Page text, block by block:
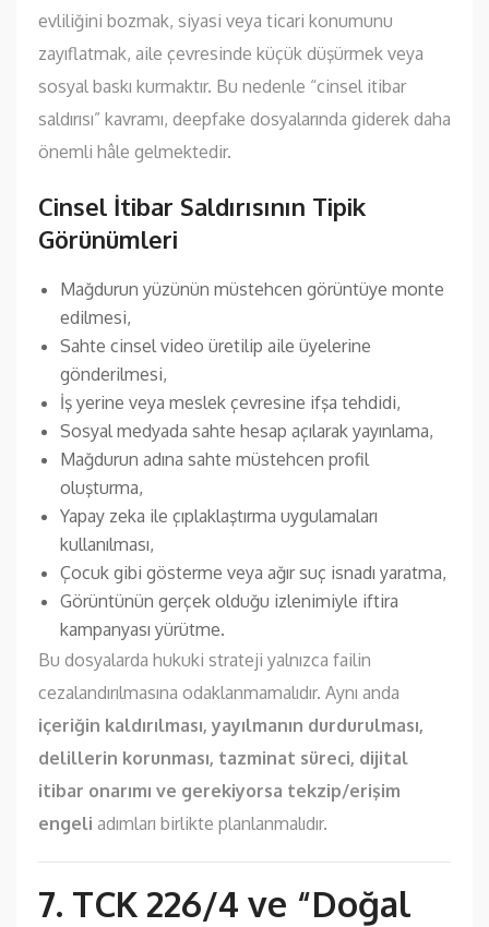
evliliğini bozmak, siyasi veya ticari konumunu
zayıflatmak, aile çevresinde küçük düşürmek veya
sosyal baskı kurmaktır. Bu nedenle “cinsel itibar
saldırısı” kavramı, deepfake dosyalarında giderek daha
önemli hâle gelmektedir.
Cinsel İtibar Saldırısının Tipik
Görünümleri
Mağdurun yüzünün müstehcen görüntüye monte
edilmesi,
Sahte cinsel video üretilip aile üyelerine
gönderilmesi,
İş yerine veya meslek çevresine ifşa tehdidi,
Sosyal medyada sahte hesap açılarak yayınlama,
Mağdurun adına sahte müstehcen profil
oluşturma,
Yapay zeka ile çıplaklaştırma uygulamaları
kullanılması,
Çocuk gibi gösterme veya ağır suç isnadı yaratma,
Görüntünün gerçek olduğu izlenimiyle iftira
kampanyası yürütme.
Bu dosyalarda hukuki strateji yalnızca failin
cezalandırılmasına odaklanmamalıdır. Aynı anda
içeriğin kaldırılması, yayılmanın durdurulması,
delillerin korunması, tazminat süreci, dijital
itibar onarımı ve gerekiyorsa tekzip/erişim
engeli adımları birlikte planlanmalıdır.
7. TCK 226/4 ve “Doğal